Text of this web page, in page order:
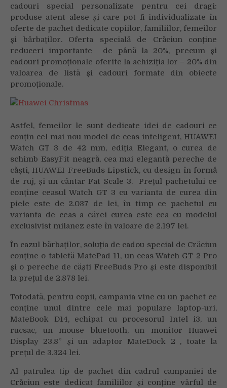
cadouri special personalizate pentru cei dragi:
produse atent alese și care pot fi individualizate în
oferte de pachet dedicate copiilor, familiilor, femeilor
și bărbaților. Oferta specială de Crăciun conține
reduceri importante de până la 20%, precum și
cadouri promoționale oferite la achiziția lor – 20% din
valoarea de listă și cadouri formate din obiecte
promoționale.
Astfel, femeilor le sunt dedicate idei de cadouri ce
conțin cel mai nou model de ceas inteligent, HUAWEI
Watch GT 3 de 42 mm, ediția Elegant, o curea de
schimb EasyFit neagră, cea mai elegantă pereche de
căști, HUAWEI FreeBuds Lipstick, cu design în formă
de ruj, și un cântar Fat Scale 3. Prețul pachetului ce
conține ceasul Watch GT 3 cu varianta de curea din
piele este de 2.037 de lei, în timp ce pachetul cu
varianta de ceas a cărei curea este cea cu modelul
exclusivist milanez este în valoare de 2.197 lei.
În cazul bărbaților, soluția de cadou special de Crăciun
conține o tabletă MatePad 11, un ceas Watch GT 2 Pro
și o pereche de căști FreeBuds Pro și este disponibil
la prețul de 2.878 lei.
Totodată, pentru copii, campania vine cu un pachet ce
conține unul dintre cele mai populare laptop-uri,
MateBook D14, echipat cu procesorul Intel i3, un
rucsac, un mouse bluetooth, un monitor Huawei
Display 23.8” și un adaptor MateDock 2 , toate la
prețul de 3.324 lei.
Al patrulea tip de pachet din cadrul campaniei de
Crăciun este dedicat familiilor și conține vârful de